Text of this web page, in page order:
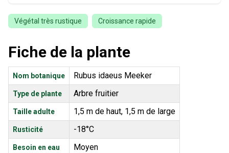
Végétal très rustique Croissance rapide
Fiche de la plante
Nom botanique Rubus idaeus Meeker
Type de plante Arbre fruitier
Taille adulte 1,5 m de haut, 1,5 m de large
Rusticité -18°C
Besoin en eau Moyen